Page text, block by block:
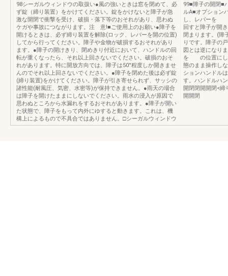
98シーガルウィンドウの取扱い●風の強いときは窓を閉めて、必
ず錠（締り装置）をかけてください。錠をかけないと障子が急
激な開閉で衝撃を受け、破損・落下等のおそれがあり、思わぬ
ケガや事故につながります。注 意!■ご使用上のお願い●障子を
開けるときは、必ず締り装置を解除(ロック、レバーを開の位置)
してから行ってください。障子や金物が破損するおそれがあり
ます。●障子の開けきり、閉めきり付近において、ハンドルの回
転が重くなったら、それ以上回さないでください。破損のおそ
れがあります。特に開放方向では、障子は50°程度しか開きませ
んのでそれ以上回さないでください。●障子を閉めた後は必ず錠
(締り装置)をかけてください。障子が引き寄せられず、サッシの
諸性能(耐風圧、気密、水密等)が保持できません。●雨天の場合
は障子を開けたままにしないでください。雨水の浸入が原因で
思わぬところから水漏れをするおそれがあります。●障子が開い
た状態で、障子をもって内外にゆすると動きます。これは、機
構上によるもので不具合ではありません。□シーガルウィンドウ
99■障子の開閉■
ルA■オプショ
し、レバーを
回すと障子が開
閉まります。(障
りです。障子の
図とは逆になり
を の位置にし
態のまま操作し
ションハンドル
す。ハンドルハ
開閉閉開開閉<締
開開閉